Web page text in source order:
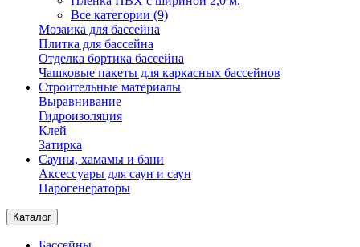
Все категории (9)
Мозаика для бассейна
Плитка для бассейна
Отделка бортика бассейна
Чашковые пакеты для каркасных бассейнов
Строительные материалы
Выравнивание
Гидроизоляция
Клей
Затирка
Сауны, хамамы и бани
Аксессуары для саун и саун
Парогенераторы
Каталог